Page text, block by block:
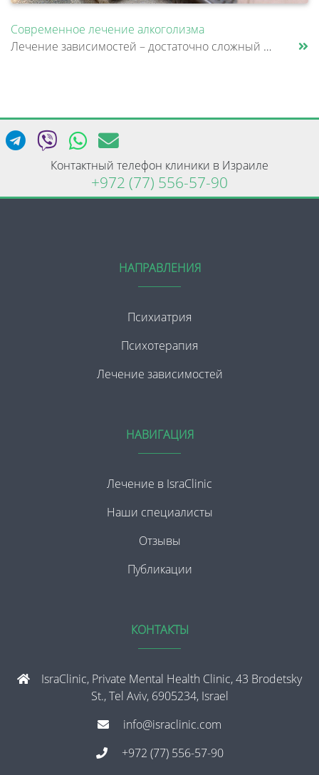
Современное лечение алкоголизма
Лечение зависимостей – достаточно сложный и длительный процесс, который, прежде всего, зависит от желания самого пациент......
Контактный телефон клиники в Израиле
+972 (77) 556-57-90
НАПРАВЛЕНИЯ
Психиатрия
Психотерапия
Лечение зависимостей
НАВИГАЦИЯ
Лечение в IsraClinic
Наши специалисты
Отзывы
Публикации
КОНТАКТЫ
IsraClinic, Private Mental Health Clinic, 43 Brodetsky
St., Tel Aviv, 6905234, Israel
info@israclinic.com
+972 (77) 556-57-90